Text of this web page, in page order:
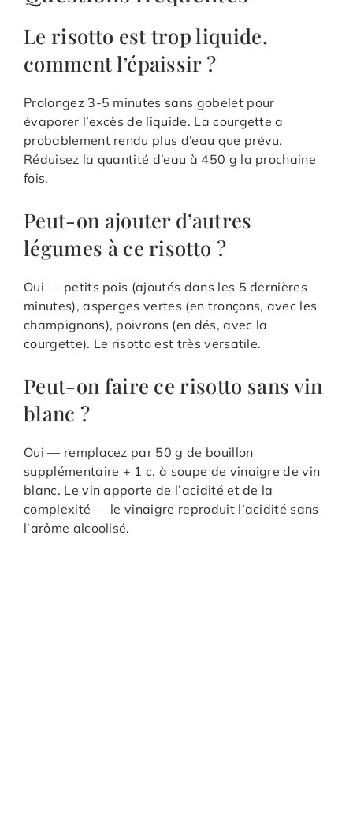
Le risotto est trop liquide,
comment l’épaissir ?
Prolongez 3-5 minutes sans gobelet pour
évaporer l’excès de liquide. La courgette a
probablement rendu plus d’eau que prévu.
Réduisez la quantité d’eau à 450 g la prochaine
fois.
Peut-on ajouter d’autres
légumes à ce risotto ?
Oui — petits pois (ajoutés dans les 5 dernières
minutes), asperges vertes (en tronçons, avec les
champignons), poivrons (en dés, avec la
courgette). Le risotto est très versatile.
Peut-on faire ce risotto sans vin
blanc ?
Oui — remplacez par 50 g de bouillon
supplémentaire + 1 c. à soupe de vinaigre de vin
blanc. Le vin apporte de l’acidité et de la
complexité — le vinaigre reproduit l’acidité sans
l’arôme alcoolisé.